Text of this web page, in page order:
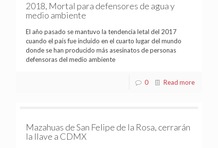
2018, Mortal para defensores de agua y
medio ambiente
El año pasado se mantuvo la tendencia letal del 2017
cuando el país fue incluido en el cuarto lugar del mundo
donde se han producido más asesinatos de personas
defensoras del medio ambiente
0 Read more
Mazahuas de San Felipe de la Rosa, cerrarán
la llave a CDMX